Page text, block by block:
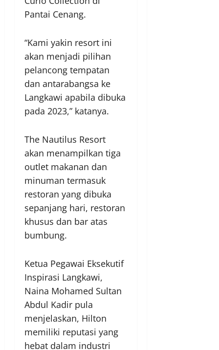
Pantai Cenang.
“Kami yakin resort ini
akan menjadi pilihan
pelancong tempatan
dan antarabangsa ke
Langkawi apabila dibuka
pada 2023,” katanya.
The Nautilus Resort
akan menampilkan tiga
outlet makanan dan
minuman termasuk
restoran yang dibuka
sepanjang hari, restoran
khusus dan bar atas
bumbung.
Ketua Pegawai Eksekutif
Inspirasi Langkawi,
Naina Mohamed Sultan
Abdul Kadir pula
menjelaskan, Hilton
memiliki reputasi yang
hebat dalam industri